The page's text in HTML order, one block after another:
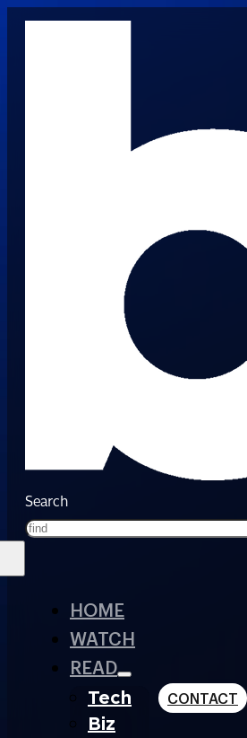
Search
HOME
WATCH
READ
Tech
Biz
CONTACT